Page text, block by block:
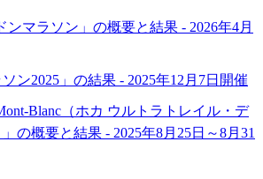
ンマラソン」の概要と結果 - 2026年4月
ン2025」の結果 - 2025年12月7日開催
Blanc（ホカ ウルトラトレイル・デ
の概要と結果 - 2025年8月25日～8月31